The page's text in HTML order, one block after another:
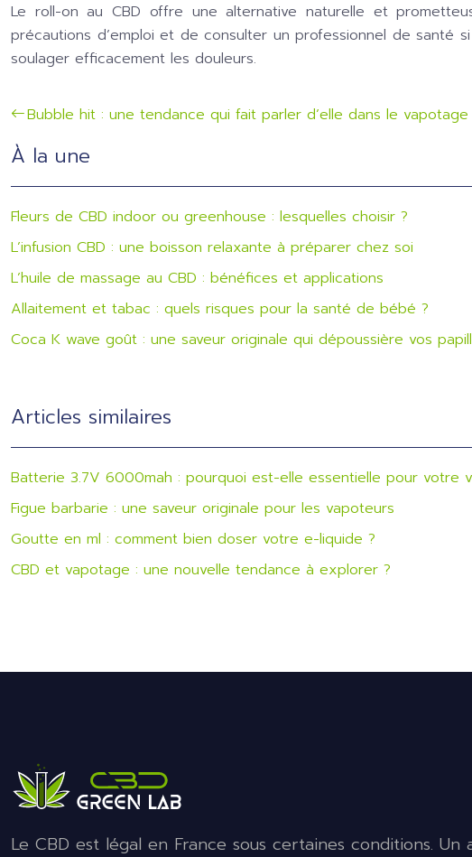
Le roll-on au CBD offre une alternative naturelle et
précautions d’emploi et de consulter un professionnel de santé
soulager efficacement les douleurs.
Bubble hit : une tendance qui fait parler d’elle dans le vapotage
À la une
Fleurs de CBD indoor ou greenhouse : lesquelles choisir ?
L’infusion CBD : une boisson relaxante à préparer chez soi
L’huile de massage au CBD : bénéfices et applications
Allaitement et tabac : quels risques pour la santé de bébé ?
Coca K wave goût : une saveur originale qui dépoussière vos
Articles similaires
Batterie 3.7V 6000mah : pourquoi est-elle essentielle pour votre
Figue barbarie : une saveur originale pour les vapoteurs
Goutte en ml : comment bien doser votre e-liquide ?
CBD et vapotage : une nouvelle tendance à explorer ?
Le CBD est légal en France sous certaines conditions.